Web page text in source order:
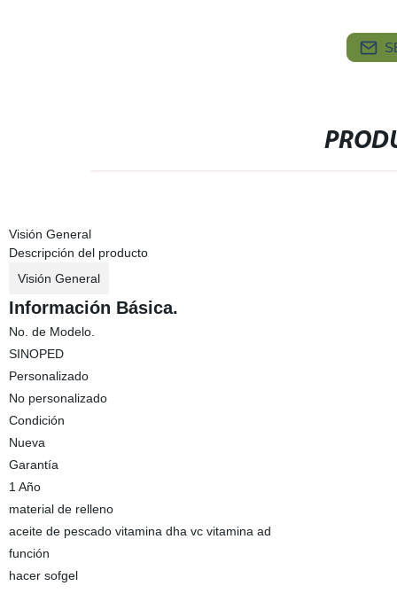
Visión General
Descripción del producto
Visión General
Información Básica.
No. de Modelo.
SINOPED
Personalizado
No personalizado
Condición
Nueva
Garantía
1 Año
material de relleno
aceite de pescado vitamina dha vc vitamina ad
función
hacer sofgel